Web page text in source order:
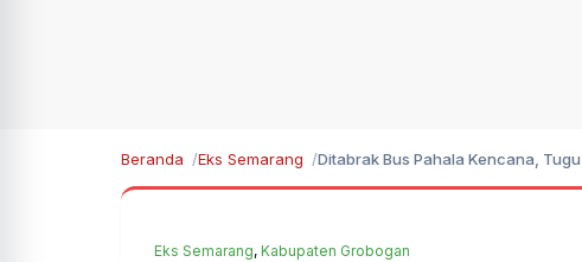
Beranda Eks Semarang Ditabrak Bus Pahala Kencana,
Eks Semarang, Kabupaten Grobogan